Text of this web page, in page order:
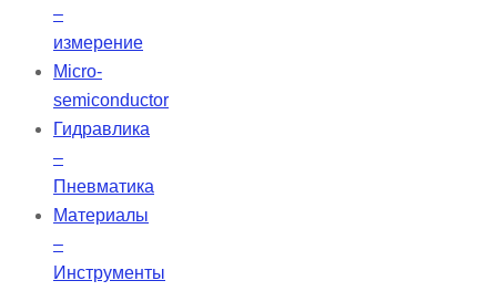
–
измерение
Micro-
semiconductor
Гидравлика
–
Пневматика
Материалы
–
Инструменты